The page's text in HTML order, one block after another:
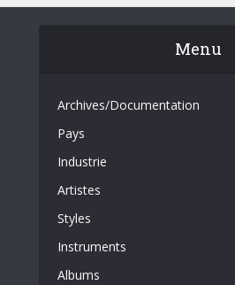
Menu
Archives/Documentation
Pays
Industrie
Artistes
Styles
Instruments
Albums